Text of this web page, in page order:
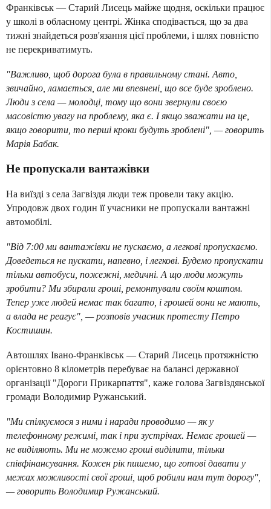
Франківськ — Старий Лисець майже щодня, оскільки працює
у школі в обласному центрі. Жінка сподівається, що за два
тижні знайдеться розв'язання цієї проблеми, і шлях повністю
не перекриватимуть.
"Важливо, щоб дорога була в правильному стані. Авто,
звичайно, ламається, але ми впевнені, що все буде зроблено.
Люди з села — молодці, тому що вони звернули своєю
масовістю увагу на проблему, яка є. І якщо зважати на це,
якщо говорити, то перші кроки будуть зроблені", — говорить
Марія Бабак.
Не пропускали вантажівки
На виїзді з села Загвіздя люди теж провели таку акцію.
Упродовж двох годин її учасники не пропускали вантажні
автомобілі.
"Від 7:00 ми вантажівки не пускаємо, а легкові пропускаємо.
Доведеться не пускати, напевно, і легкові. Будемо пропускати
тільки автобуси, пожежні, медичні. А що люди можуть
зробити? Ми збирали гроші, ремонтували своїм коштом.
Тепер уже людей немає так багато, і грошей вони не мають,
а влада не реагує", — розповів учасник протесту Петро
Костишин.
Автошлях Івано-Франківськ — Старий Лисець протяжністю
орієнтовно 8 кілометрів перебуває на балансі державної
організації "Дороги Прикарпаття", каже голова Загвіздянської
громади Володимир Ружанський.
"Ми спілкуємося з ними і наради проводимо — як у
телефонному режимі, так і при зустрічах. Немає грошей —
не виділяють. Ми не можемо гроші виділити, тільки
співфінансування. Кожен рік пишемо, що готові давати у
межах можливості свої гроші, щоб робили нам тут дорогу",
— говорить Володимир Ружанський.